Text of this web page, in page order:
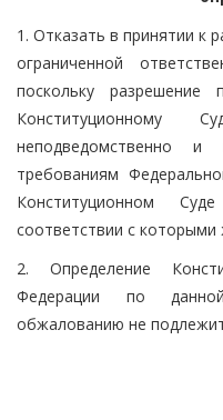
1. Отказать в принятии к
ограниченной
поскольку разрешение
Конституционному
неподведомственно
требованиям
Конституционном
соответствии с
2. Определение
Федерации по
обжалованию не